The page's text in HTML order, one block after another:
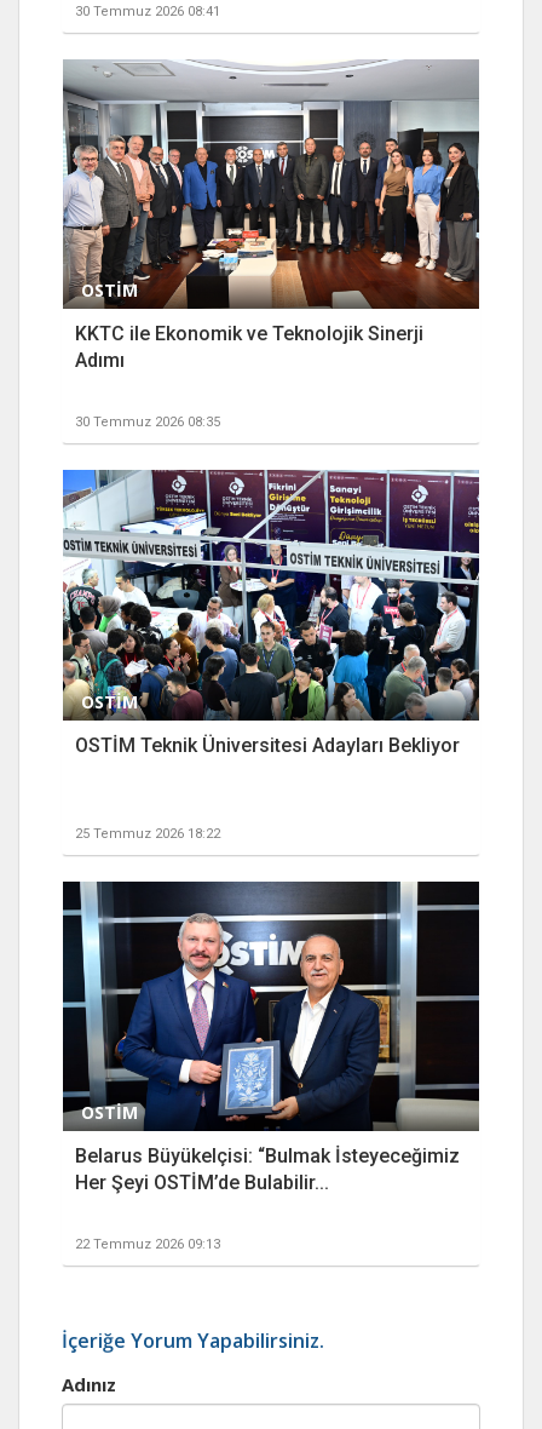
30 Temmuz 2026 08:41
OSTİM
KKTC ile Ekonomik ve Teknolojik Sinerji
Adımı
30 Temmuz 2026 08:35
OSTİM
OSTİM Teknik Üniversitesi Adayları Bekliyor
25 Temmuz 2026 18:22
OSTİM
Belarus Büyükelçisi: “Bulmak İsteyeceğimiz
Her Şeyi OSTİM’de Bulabilir...
22 Temmuz 2026 09:13
İçeriğe Yorum Yapabilirsiniz.
Adınız